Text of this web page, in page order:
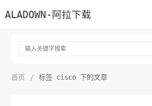
ALADOWN-阿拉下载
首页 / 标签 cisco 下的文章